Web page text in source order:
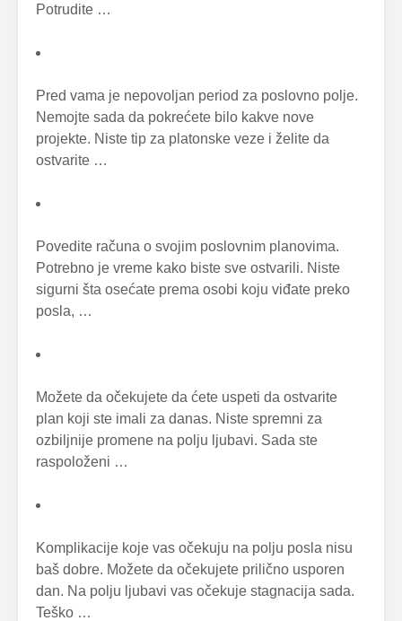
Potrudite …
Pred vama je nepovoljan period za poslovno polje.
Nemojte sada da pokrećete bilo kakve nove
projekte. Niste tip za platonske veze i želite da
ostvarite …
Povedite računa o svojim poslovnim planovima.
Potrebno je vreme kako biste sve ostvarili. Niste
sigurni šta osećate prema osobi koju viđate preko
posla, …
Možete da očekujete da ćete uspeti da ostvarite
plan koji ste imali za danas. Niste spremni za
ozbiljnije promene na polju ljubavi. Sada ste
raspoloženi …
Komplikacije koje vas očekuju na polju posla nisu
baš dobre. Možete da očekujete prilično usporen
dan. Na polju ljubavi vas očekuje stagnacija sada.
Teško …